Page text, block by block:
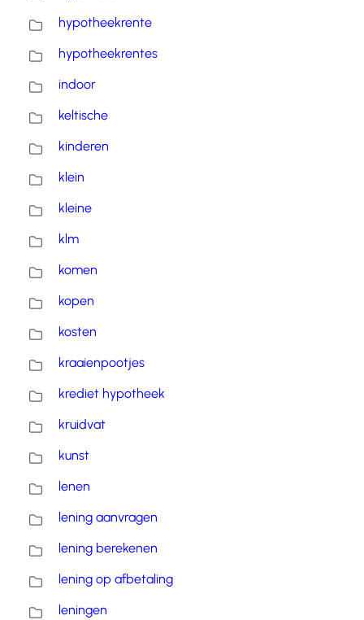
hypotheekrente
hypotheekrentes
indoor
keltische
kinderen
klein
kleine
klm
komen
kopen
kosten
kraaienpootjes
krediet hypotheek
kruidvat
kunst
lenen
lening aanvragen
lening berekenen
lening op afbetaling
leningen